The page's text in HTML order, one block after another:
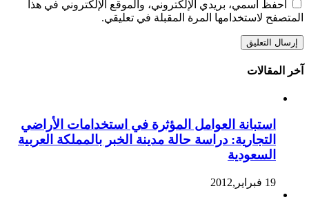
احفظ اسمي، بريدي الإلكتروني، والموقع الإلكتروني في هذا
المتصفح لاستخدامها المرة المقبلة في تعليقي.
آخر المقالات
استبانة العوامل المؤثرة في استخدامات الأراضي
التجارية: دراسة حالة مدينة الخبر بالمملكة العربية
السعودية
19 فبراير,2012